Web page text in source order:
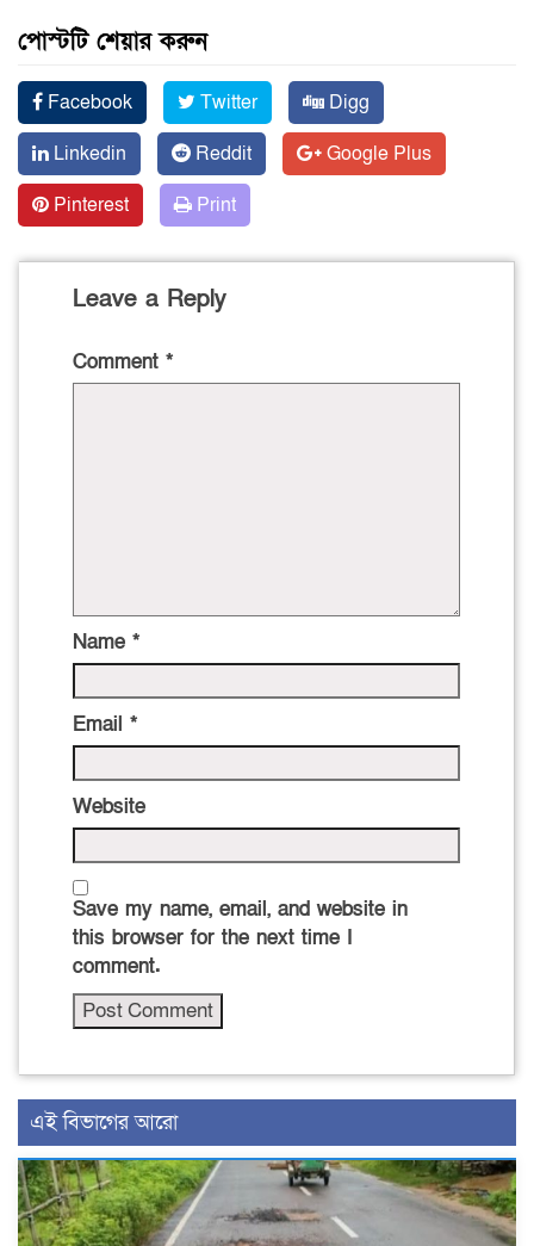
পোস্টটি শেয়ার করুন
Facebook Twitter
Digg
Linkedin
Reddit
Google Plus
Pinterest
Print
Leave a Reply
Comment *
Name *
Email *
Website
Save my name, email, and website in
this browser for the next time I
comment.
এই বিভাগের আরো